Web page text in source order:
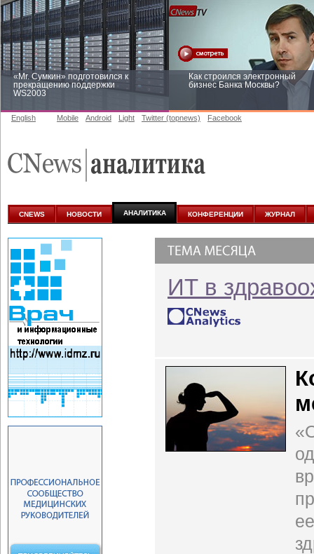
«Mr. Сумкин» подготовился к
прекращению поддержки
WS2003
Как строился электронный
бизнес Банка Москвы?
аналитике
English Mobile Android Light Twitter (topnews) Facebook
CNEWS НОВОСТИ АНАЛИТИКА КОНФЕРЕНЦИИ ЖУРНАЛ
ИТ в